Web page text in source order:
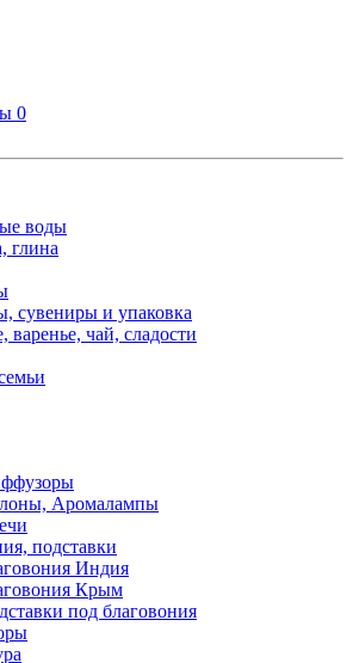
0
воды
глина
сувениры и упаковка
чай, сладости
Аромалампы
подставки
Индия
Крым
под благовония